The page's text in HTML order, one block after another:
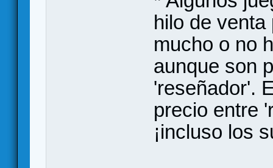
hilo de
mucho o no
aunque son
'reseñador'.
precio entre
¡incluso los